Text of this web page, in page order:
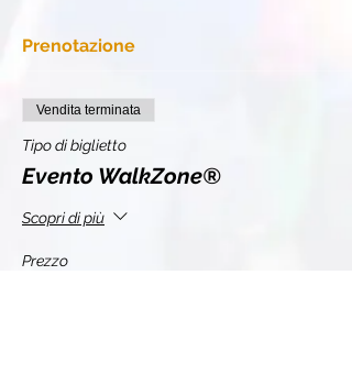
Prenotazione
Vendita terminata
Tipo di biglietto
Evento WalkZone®
Scopri di più
Prezzo